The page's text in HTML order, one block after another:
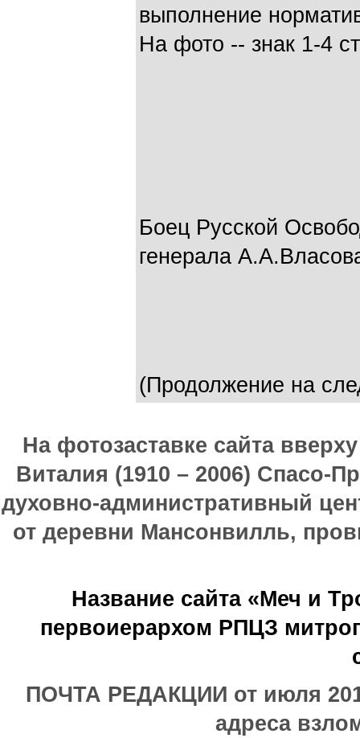
выполнение
На фото -- знак 1-4
Боец Русской
генерала
(Продолжение на
На фотозаставке сайта
Виталия (1910 – 2006) Спасо-
духовно-административный
от деревни Мансонвилль,
Название сайта «Меч и
первоиерархом РПЦЗ
ПОЧТА РЕДАКЦИИ от июля
адреса